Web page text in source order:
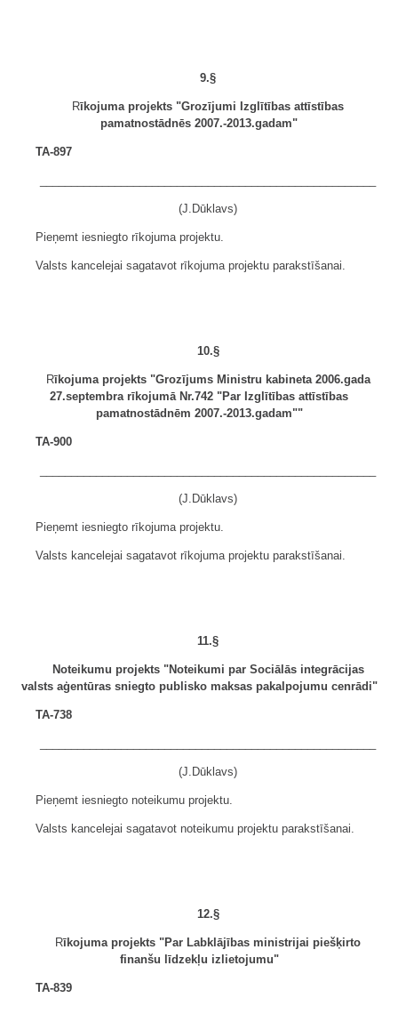
9.§
Rīkojuma projekts "Grozījumi Izglītības attīstības
pamatnostādnēs 2007.-2013.gadam"
TA-897
(J.Dūklavs)
Pieņemt iesniegto rīkojuma projektu.
Valsts kancelejai sagatavot rīkojuma projektu parakstīšanai.
10.§
Rīkojuma projekts "Grozījums Ministru kabineta 2006.gada
27.septembra rīkojumā Nr.742 "Par Izglītības attīstības
pamatnostādnēm 2007.-2013.gadam""
TA-900
(J.Dūklavs)
Pieņemt iesniegto rīkojuma projektu.
Valsts kancelejai sagatavot rīkojuma projektu parakstīšanai.
11.§
Noteikumu projekts "Noteikumi par Sociālās integrācijas
valsts aģentūras sniegto publisko maksas pakalpojumu cenrādi"
TA-738
(J.Dūklavs)
Pieņemt iesniegto noteikumu projektu.
Valsts kancelejai sagatavot noteikumu projektu parakstīšanai.
12.§
Rīkojuma projekts "Par Labklājības ministrijai piešķirto
finanšu līdzekļu izlietojumu"
TA-839